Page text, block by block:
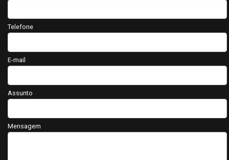
Telefone
E-mail
Assunto
Mensagem